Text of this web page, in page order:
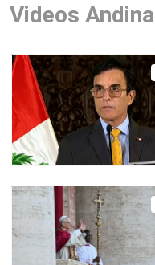
Videos Andina